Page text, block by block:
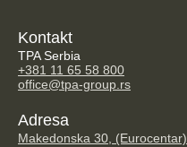
Kontakt
TPA Serbia
+381 11 65 58 800
office@tpa-group.rs
Adresa
Makedonska 30, (Eurocentar)